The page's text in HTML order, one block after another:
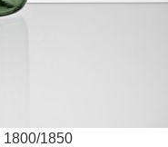
1800/1850